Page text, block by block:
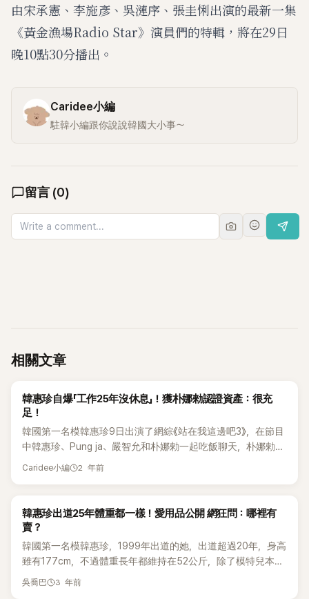
由宋承憲、李施彥、吳漣序、張圭悧出演的最新一集
《黃金漁場Radio Star》演員們的特輯，將在29日
晚10點30分播出。
Caridee小編
駐韓小編跟你說說韓國大小事～
留言 (0)
相關文章
K-POP
韓惠珍自爆「工作25年沒休息」！獲朴娜勑認證資產：很充
足！
韓國第一名模韓惠珍9日出演了網綜《站在我這邊吧3》，在節目
中韓惠珍、Pung ja、嚴智允和朴娜勑一起吃飯聊天，朴娜勑更
大爆韓惠珍過往的戀愛往事。 朴娜勑與韓惠珍關係非常好，當
朴娜勑卻搞笑地補充說：「韓惠珍姐姐偶爾會透露一次。」 朴娜
勑補充說：「這個姐姐和正在曖昧的男人交往的時候，在姐姐家
利落的人，到底整理得有多好，桌子上竟然有健康保險費通知
書。」 韓惠珍卻大方地說：「本來就放那裡，但絕對不是故意放
在那裡的，但你們問我『你有多少財產？』 的話，其實我都可以
Caridee小編 2 年前
K-POP
韓惠珍出道25年體重都一樣！愛用品公開 網狂問：哪裡有
賣？
韓國第一名模韓惠珍，1999年出道的她，出道超過20年，身高
雖有177cm，不過體重長年都維持在52公斤，除了模特兒本業
外，也參演過許多綜藝節目，是韓國家喻戶曉的明星。 本人除
吳喬巴 3 年前